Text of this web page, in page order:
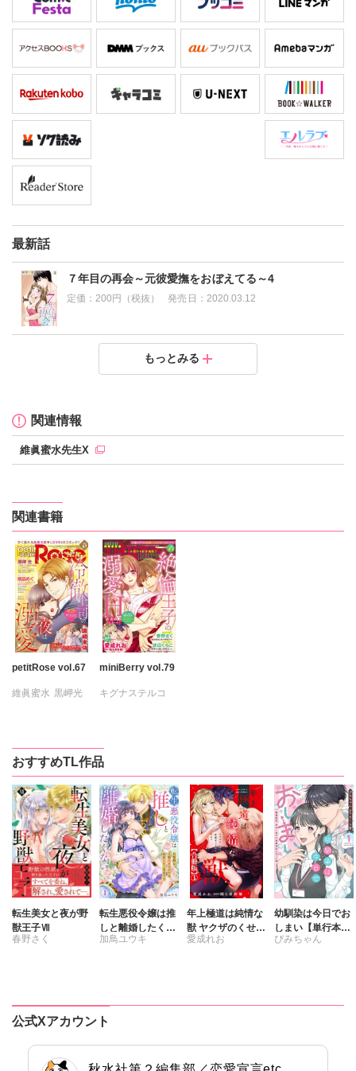
最新話
７年目の再会～元彼愛撫をおぼえてる～4
定価： 200円（税抜） 発売日： 2020.03.12
７年目の再会～元彼愛撫をおぼえてる～3
200円（税抜） 発売日：2020.02.06
７年目の再会～元彼愛撫をおぼえてる～2
200円（税抜） 発売日：2019.11.07
７年目の再会～元彼愛撫をおぼえてる～1
200円（税抜） 発売日：2019.11.07
もっとみる
関連情報
維眞蜜水先生X
関連書籍
petitRose vol.67
維眞蜜水 黒岬光
日野塔子
由多いり
miniBerry vol.79
キグナステルコ
春野さく
渡辺くらこ
日浦亜紀
樋口あや
美月李予
さんかく
踊る毒林檎
沢音千尋 藤春都
片山絢森
愛成れお
おすすめTL作品
転生美女と夜が野
獣王子Ⅶ
春野さく
転生悪役令嬢は推
しと離婚したくな
い 旦那様は夫婦
加鳥ユウキ
年上極道は純情な
獣 ヤクザのくせに
保護者ぶるのはや
愛成れお
幼馴染は今日でお
しまい【単行本
版】1 関係激変。
ぴみちゃん
公式Xアカウント